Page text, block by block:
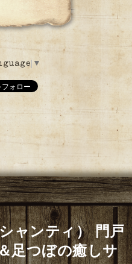
▼
ャンティ） 門戸
足つぼの癒しサ